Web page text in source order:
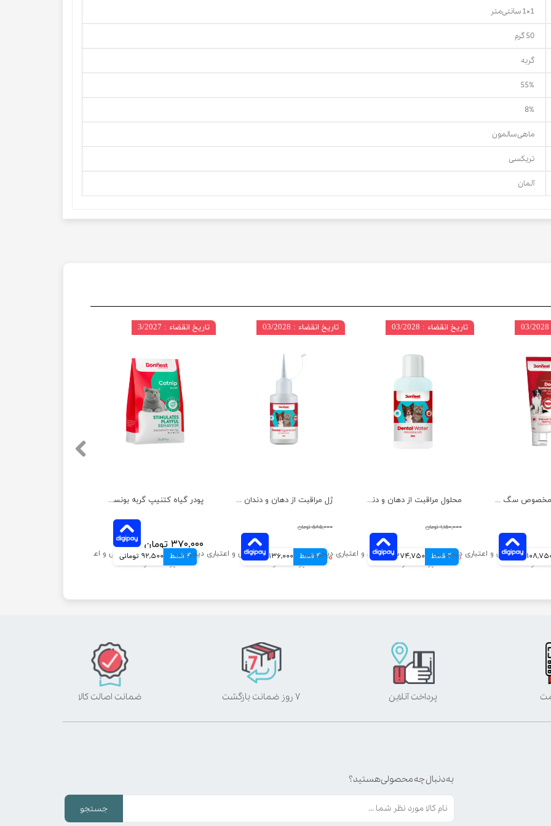
1×1 سانتی‌متر
50 گرم
گربه
55%
8%
ماهی سالمون
تریکسی
آلمان
پودر گیاه کتنیپ گربه بونست وزن 20 گرم
۳۷۰,۰۰۰ تومان
4 قسط 92,500 تومانی
تاریخ انقضاء : 3/2027
ژل مراقبت از دهان و دندان سگ و گربه بونست با طعم گوشت گاو حجم 60 میلی لیتر
۵۸۵,۰۰۰ تومان
۵۴۴,۰۰۰ تومان
4 قسط 136,000 تومانی
تاریخ انقضاء : 03/2028
محلول مراقبت از دهان و دندان سگ و گربه بونست با طعم سیب حجم 250 میلی لیتر
۱,۱۵۰,۰۰۰ تومان
۱,۰۹۹,۰۰۰ تومان
4 قسط 274,750 تومانی
تاریخ انقضاء : 03/2028
خمیر دندان مخصوص سگ بونست با طعم گوشت گاو حجم 100 میلی لیتر
تومانی
پرداخت آنلاین ۷ روز ضمانت بازگشت ضمانت اصالت کالا
به دنبال چه محصولی هستید؟
جستجو